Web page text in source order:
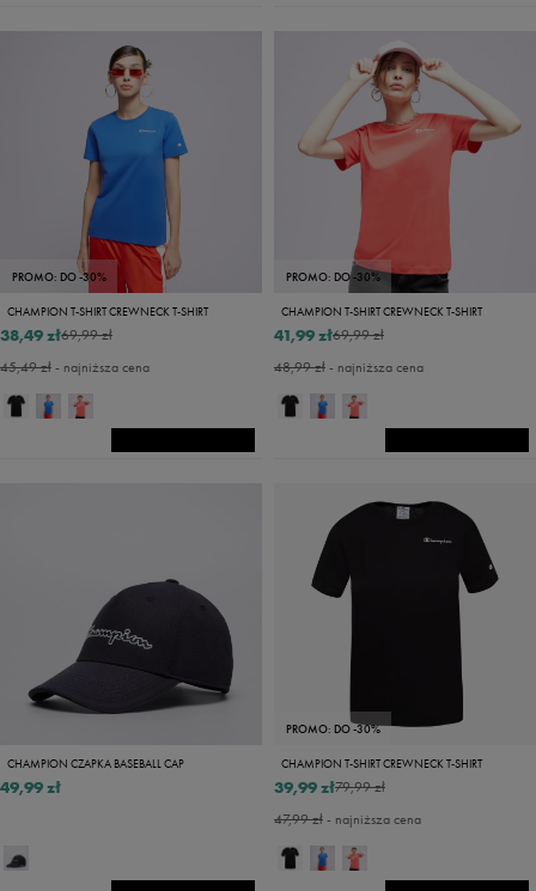
PROMO: DO -30%
CHAMPION T-SHIRT CREWNECK T-SHIRT
69,99 zł
38,49 zł
45,49 zł- najniższa cena
PROMO: DO -30%
CHAMPION T-SHIRT CREWNECK T-SHIRT
69,99 zł
41,99 zł
48,99 zł- najniższa cena
CHAMPION CZAPKA BASEBALL CAP
49,99 zł
PROMO: DO -30%
CHAMPION T-SHIRT CREWNECK T-SHIRT
79,99 zł
39,99 zł
47,99 zł- najniższa cena